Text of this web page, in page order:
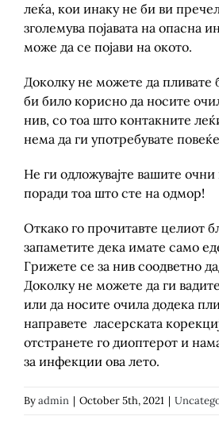
леќа, кои инаку не би ви
зголемува појавата на опасна
може да се појави на окото.
Доколку не можете да пливате
би било корисно да носите
нив, со тоа што контакните
нема да ги употребувате
Не ги одложувајте вашите
поради тоа што сте на одмор!
Откако го прочитавте целиот
запаметите дека имате само
Грижете се за нив соодветно
Доколку не можете да ги
или да носите очила додека
направете ласерската
отстранете го диоптерот и
за инфекции ова лето.
Byadmin | October 5th, 2021 |